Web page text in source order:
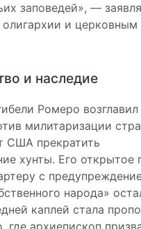
заповедей», —
и церковным
и наследие
Ромеро возглавил
милитаризации
США прекратить
хунты. Его открытое
с
народа»
каплей стала
где архиепископ